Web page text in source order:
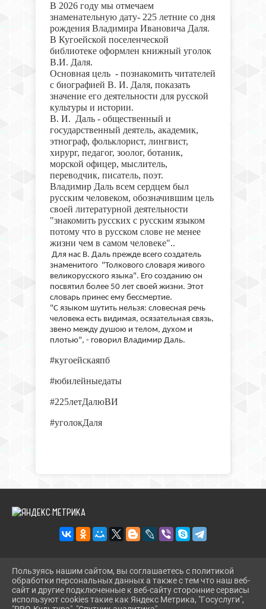
В 2026 году мы отмечаем
знаменательную дату- 225 летние со дня
рождения Владимира Ивановича Даля.
В Кугоейской поселенческой
библиотеке оформлен книжный уголок
В.И. Даля.
Основная цель  - познакомить читателей
с биографией В. И. Даля, показать
значение его деятельности для русской
культуры и истории.
В. И. Даль - общественный и
государственный деятель, академик,
этнограф, фольклорист, лингвист,
хирург, педагог, зоолог, ботаник,
морской офицер, мыслитель,
переводчик, писатель, поэт.
Владимир Даль всем сердцем был
русским человеком, обозначившим цель
своей литературной деятельности
"знакомить русских с русским языком
потому что в русском слове не менее
жизни чем в самом человеке"..
Для нас В. Даль прежде всего создатель
знаменитого "Толкового словаря живого
великорусского языка". Его созданию он
посвятил более 50 лет своей жизни. Этот
словарь принес ему бессмертие.
"С языком шутить нельзя: словесная речь
человека есть видимая, осязательная связь,
звено между душою и телом, духом и
плотью", - говорил Владимир Даль.
#кугоейскаяпб
#юбилейныедаты
#225летДалюВИ
#уголокДаля
2026 Г. KUG-PB.RU
ВХОД
КАРТА САЙТА
ПОЛИТИКА ОБРАБОТКИ ПЕРСОНАЛЬНЫХ ДАННЫХ
Пользуясь нашим сайтом, вы соглашаетесь с политикой
обработки персональных данных а также с тем что наш веб-
сайт и другие подключенные к веб-сайту сторонние сервисы
используют cookies такие как Яндекс Метрика, "Госуслуги",